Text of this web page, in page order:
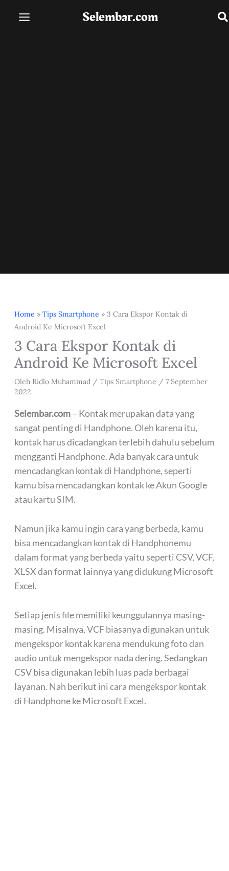
Selembar.com
Home » Tips Smartphone » 3 Cara Ekspor Kontak di
Android Ke Microsoft Excel
3 Cara Ekspor Kontak di
Android Ke Microsoft Excel
Oleh Ridlo Muhammad / Tips Smartphone / 7 September
2022
Selembar.com– Kontak merupakan data yang
sangat penting di Handphone. Oleh karena itu,
kontak harus dicadangkan terlebih dahulu sebelum
mengganti Handphone. Ada banyak cara untuk
mencadangkan kontak di Handphone, seperti
kamu bisa mencadangkan kontak ke Akun Google
atau kartu SIM.
Namun jika kamu ingin cara yang berbeda, kamu
bisa mencadangkan kontak di Handphonemu
dalam format yang berbeda yaitu seperti CSV, VCF,
XLSX dan format lainnya yang didukung Microsoft
Excel.
Setiap jenis file memiliki keunggulannya masing-
masing. Misalnya, VCF biasanya digunakan untuk
mengekspor kontak karena mendukung foto dan
audio untuk mengekspor nada dering. Sedangkan
CSV bisa digunakan lebih luas pada berbagai
layanan. Nah berikut ini cara mengekspor kontak
di Handphone ke Microsoft Excel.